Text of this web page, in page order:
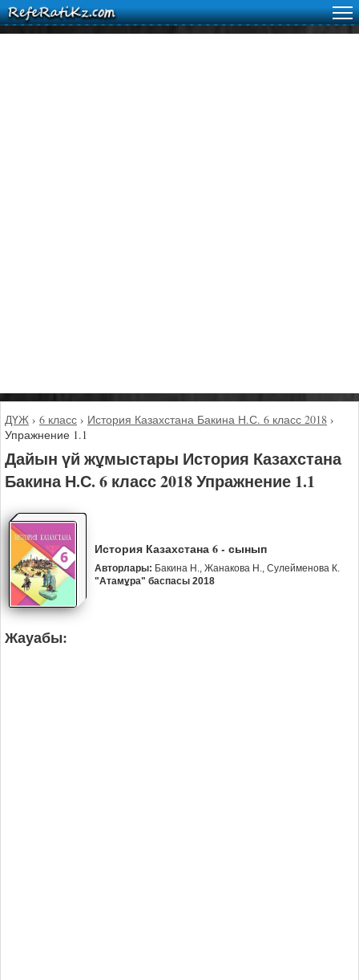
ДҮЖ › 6 класс › История Казахстана Бакина Н.С. 6 класс 2018 ›
Упражнение 1.1
Дайын үй жұмыстары История Казахстана
Бакина Н.С. 6 класс 2018 Упражнение 1.1
История Казахстана 6 - сынып
Авторлары: Бакина Н., Жанакова Н., Сулейменова К.
"Атамұра" баспасы 2018
Жауабы: